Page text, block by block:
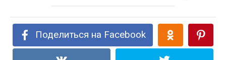
Поделиться на Facebook